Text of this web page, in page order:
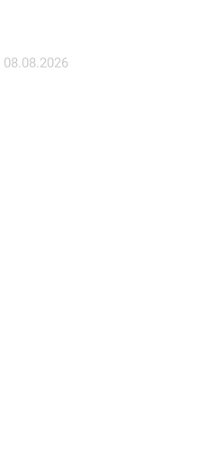
08.08.2026